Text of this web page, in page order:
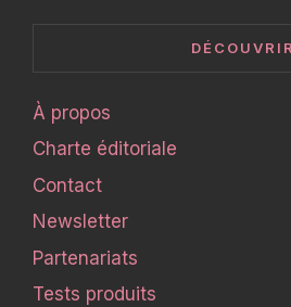
DÉCOUVRIR
À propos
Charte éditoriale
Contact
Newsletter
Partenariats
Tests produits